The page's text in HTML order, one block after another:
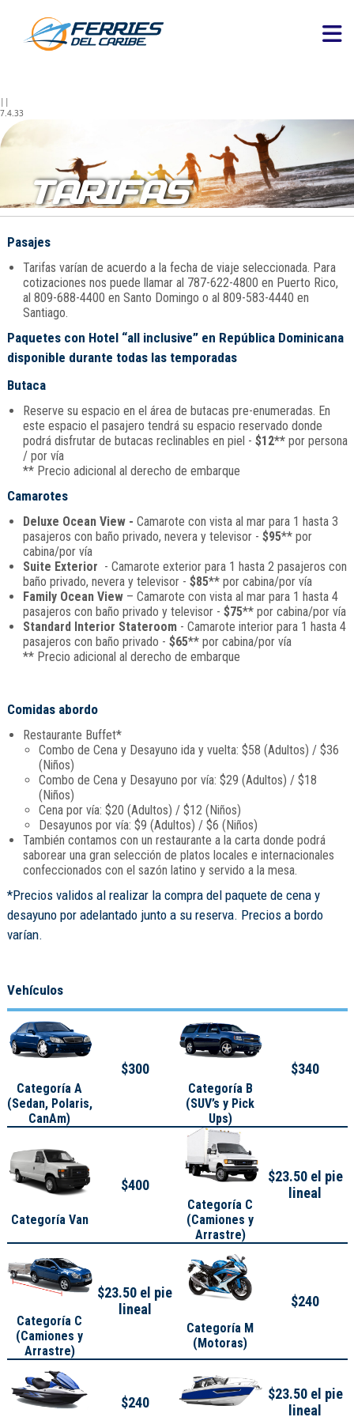
||
7.4.33
TARIFAS
Pasajes
Tarifas varían de acuerdo a la fecha de viaje seleccionada. Para
cotizaciones nos puede llamar al 787-622-4800 en Puerto Rico,
al 809-688-4400 en Santo Domingo o al 809-583-4440 en
Santiago.
Paquetes con Hotel “all inclusive” en República Dominicana
disponible durante todas las temporadas
Butaca
Reserve su espacio en el área de butacas pre-enumeradas. En
este espacio el pasajero tendrá su espacio reservado donde
podrá disfrutar de butacas reclinables en piel - $12**por persona
/ por vía
** Precio adicional al derecho de embarque
Camarotes
Deluxe Ocean View - Camarote con vista al mar para 1 hasta 3
pasajeros con baño privado, nevera y televisor - $95** por
cabina/por vía
Suite Exterior - Camarote exterior para 1 hasta 2 pasajeros con
baño privado, nevera y televisor - $85** por cabina/por vía
Family Ocean View– Camarote con vista al mar para 1 hasta 4
pasajeros con baño privado y televisor - $75** por cabina/por vía
Standard Interior Stateroom- Camarote interior para 1 hasta 4
pasajeros con baño privado - $65** por cabina/por vía
** Precio adicional al derecho de embarque
Comidas abordo
Restaurante Buffet*
Combo de Cena y Desayuno ida y vuelta: $58 (Adultos) / $36
(Niños)
Combo de Cena y Desayuno por vía: $29 (Adultos) / $18
(Niños)
Cena por vía: $20 (Adultos) / $12 (Niños)
Desayunos por vía: $9 (Adultos) / $6 (Niños)
También contamos con un restaurante a la carta donde podrá
saborear una gran selección de platos locales e internacionales
confeccionados con el sazón latino y servido a la mesa.
*Precios validos al realizar la compra del paquete de cena y
desayuno por adelantado junto a su reserva. Precios a bordo
varían.
Vehículos
Categoría A
(Sedan, Polaris,
CanAm)
$300
Categoría B
(SUV’s y Pick
Ups)
$340
Categoría Van
$400
Categoría C
(Camiones y
Arrastre)
$23.50 el pie
lineal
Categoría C
(Camiones y
Arrastre)
$23.50 el pie
lineal
Categoría M
(Motoras)
$240
$240
$23.50 el pie
lineal